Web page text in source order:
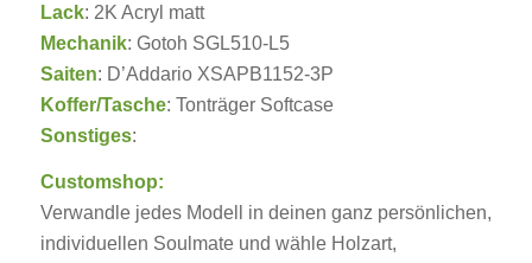
Lack: 2K Acryl matt
Mechanik: Gotoh SGL510-L5
Saiten: D’Addario XSAPB1152-3P
Koffer/Tasche: Tonträger Softcase
Sonstiges:
Customshop:
Verwandle jedes Modell in deinen ganz persönlichen,
individuellen Soulmate und wähle Holzart,